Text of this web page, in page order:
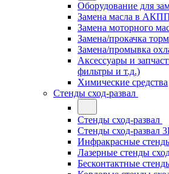
Оборудование для
Замена масла в
Замена моторного
Замена/прокачка
Замена/промывка
Аксессуары и
фильтры и т.д.)
Химические средства
Стенды сход-развал
Стенды сход-развал
Стенды сход-развал
Инфракрасные
Лазерные стенды
Бесконтактные